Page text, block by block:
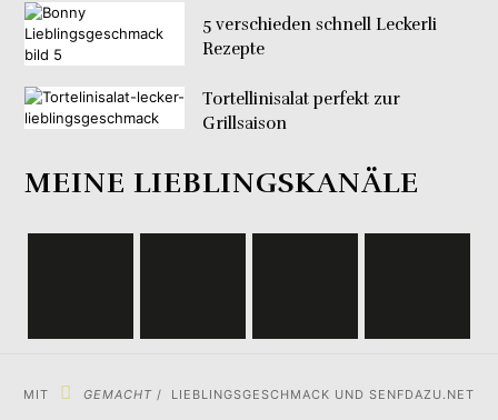
5 verschieden schnell Leckerli
Rezepte
Tortellinisalat perfekt zur
Grillsaison
MEINE LIEBLINGSKANÄLE
MIT GEMACHT / LIEBLINGSGESCHMACK UND SENFDAZU.NET